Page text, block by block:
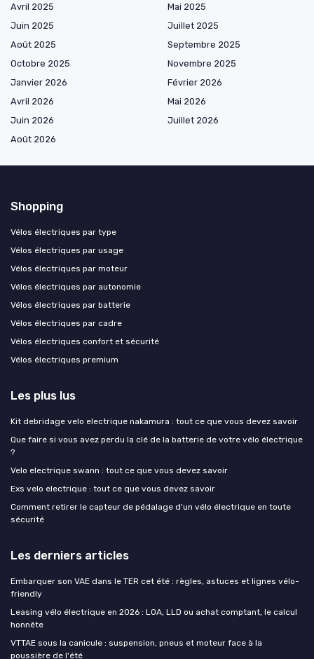
Avril 2025
Mai 2025
Juin 2025
Juillet 2025
Août 2025
Septembre 2025
Octobre 2025
Novembre 2025
Janvier 2026
Février 2026
Avril 2026
Mai 2026
Juin 2026
Juillet 2026
Août 2026
Shopping
Vélos électriques par type
Vélos électriques par usage
Vélos électriques par moteur
Vélos électriques par autonomie
Vélos électriques par batterie
Vélos électriques par cadre
Vélos électriques confort et sécurité
Vélos électriques premium
Les plus lus
Kit debridage velo electrique nakamura : tout ce que vous devez savoir
Que faire si vous avez perdu la clé de la batterie de votre vélo électrique
?
Velo electrique swann : tout ce que vous devez savoir
Exs velo electrique : tout ce que vous devez savoir
Comment retirer le capteur de pédalage d'un vélo électrique en toute
sécurité
Les derniers articles
Embarquer son VAE dans le TER cet été : règles, astuces et lignes vélo-
friendly
Leasing vélo électrique en 2026 : LOA, LLD ou achat comptant, le calcul
honnête
VTTAE sous la canicule : suspension, pneus et moteur face à la
poussière de l'été